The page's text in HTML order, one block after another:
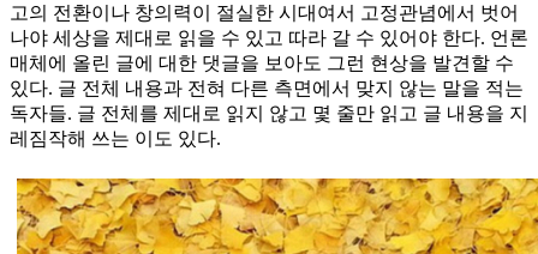
고의 전환이나 창의력이 절실한 시대여서 고정관념에서 벗어
나야 세상을 제대로 읽을 수 있고 따라 갈 수 있어야 한다. 언론
매체에 올린 글에 대한 댓글을 보아도 그런 현상을 발견할 수
있다. 글 전체 내용과 전혀 다른 측면에서 맞지 않는 말을 적는
독자들. 글 전체를 제대로 읽지 않고 몇 줄만 읽고 글 내용을 지
레짐작해 쓰는 이도 있다.